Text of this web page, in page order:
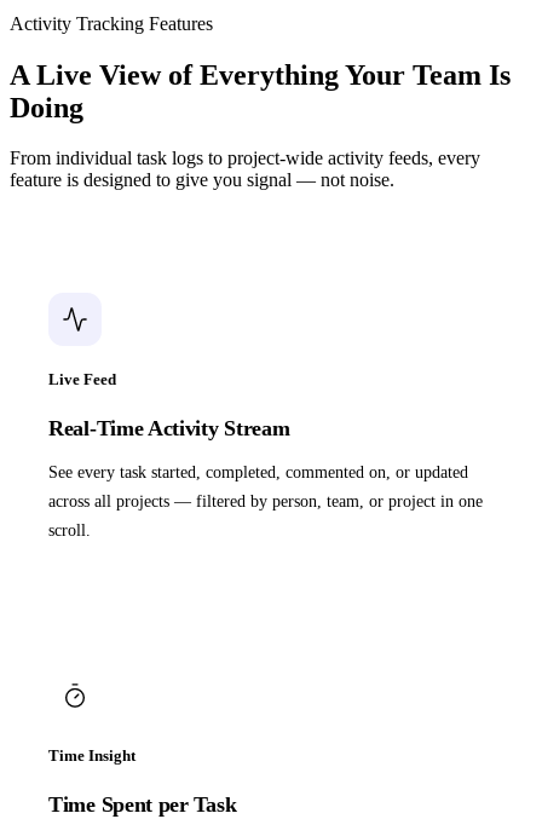
Activity Tracking Features
A Live View of Everything Your Team Is
Doing
From individual task logs to project-wide activity feeds, every
feature is designed to give you signal — not noise.
Live Feed
Real-Time Activity Stream
See every task started, completed, commented on, or updated
across all projects — filtered by person, team, or project in one
scroll.
Time Insight
Time Spent per Task